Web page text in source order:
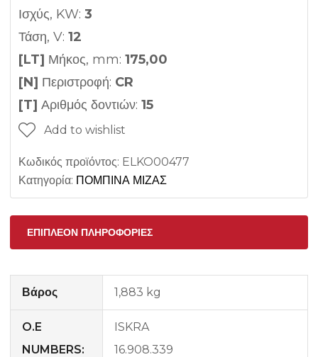
Ισχύς, KW: 3
Τάση, V: 12
[LT] Μήκος, mm: 175,00
[N] Περιστροφή: CR
[T] Αριθμός δοντιών: 15
Add to wishlist
Κωδικός προϊόντος: ELKO00477
Κατηγορία: ΠΟΜΠΙΝΑ ΜΙΖΑΣ
ΕΠΙΠΛΈΟΝ ΠΛΗΡΟΦΟΡΊΕΣ
Βάρος 1,883 kg
O.E
NUMBERS:
ISKRA
16.908.339